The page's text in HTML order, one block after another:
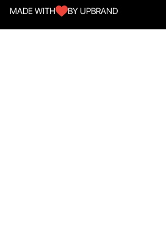
MADE WITH BY UPBRAND